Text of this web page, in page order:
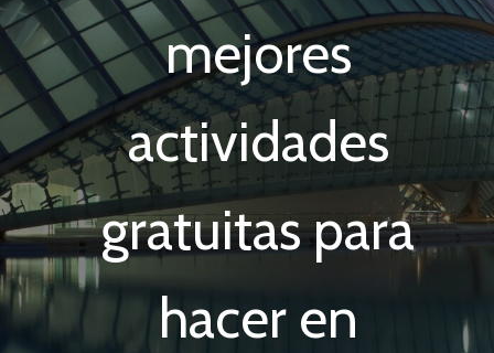
mejores
actividades
gratuitas para
hacer en